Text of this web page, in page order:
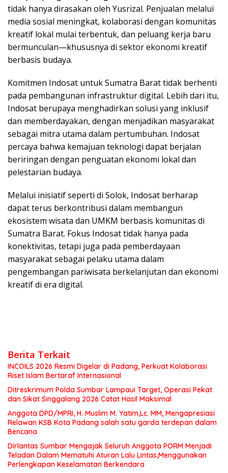
tidak hanya dirasakan oleh Yusrizal. Penjualan melalui
media sosial meningkat, kolaborasi dengan komunitas
kreatif lokal mulai terbentuk, dan peluang kerja baru
bermunculan—khususnya di sektor ekonomi kreatif
berbasis budaya.
Komitmen Indosat untuk Sumatra Barat tidak berhenti
pada pembangunan infrastruktur digital. Lebih dari itu,
Indosat berupaya menghadirkan solusi yang inklusif
dan memberdayakan, dengan menjadikan masyarakat
sebagai mitra utama dalam pertumbuhan. Indosat
percaya bahwa kemajuan teknologi dapat berjalan
beriringan dengan penguatan ekonomi lokal dan
pelestarian budaya.
Melalui inisiatif seperti di Solok, Indosat berharap
dapat terus berkontribusi dalam membangun
ekosistem wisata dan UMKM berbasis komunitas di
Sumatra Barat. Fokus Indosat tidak hanya pada
konektivitas, tetapi juga pada pemberdayaan
masyarakat sebagai pelaku utama dalam
pengembangan pariwisata berkelanjutan dan ekonomi
kreatif di era digital.
Berita Terkait
INCOILS 2026 Resmi Digelar di Padang, Perkuat Kolaborasi
Riset Islam Bertaraf Internasional
Ditreskrimum Polda Sumbar Lampaui Target, Operasi Pekat
dan Sikat Singgalang 2026 Catat Hasil Maksimal
Anggota DPD/MPRI, H. Muslim M. Yatim,Lc. MM, Mengapresiasi
Relawan KSB Kota Padang salah satu garda terdepan dalam
Bencana
Dirlantas Sumbar Mengajak Seluruh Anggota PORM Menjadi
Teladan Dalam Mematuhi Aturan Lalu Lintas,Menggunakan
Perlengkapan Keselamatan Berkendara